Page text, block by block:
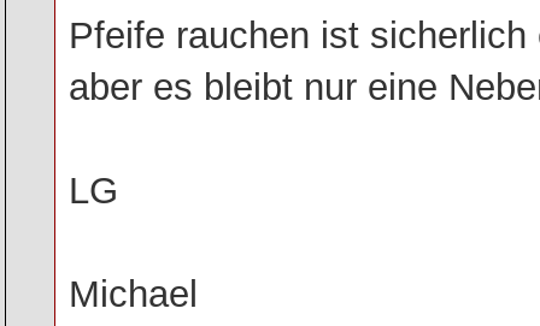
Pfeife rauchen ist
aber es bleibt nur eine
LG
Michael